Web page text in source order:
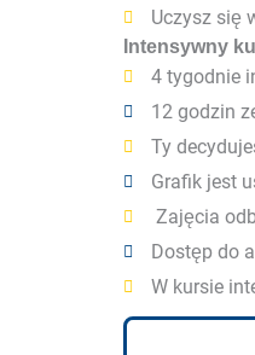
Uczysz się
Intensywny
4 tygodnie
12 godzin
Ty
Grafik jest
Zajęcia
Dostęp do
W kursie